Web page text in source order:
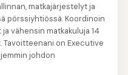
matkajärjestelyt ja
pörssiyhtiössä. Koordinoin
vähensin matkakuluja 14
Tavoitteenani on Executive
johdon